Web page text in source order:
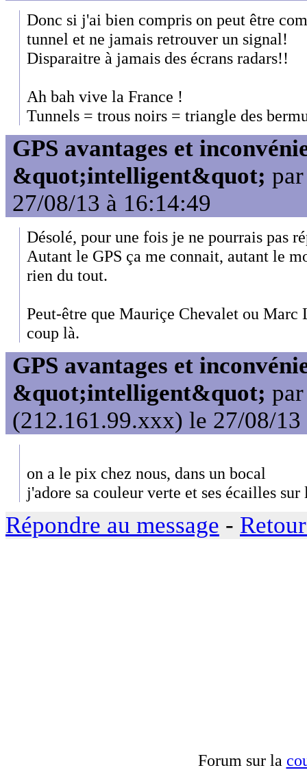
Donc si j'ai bien compris on peut être
tunnel et ne jamais retrouver un signal!
Disparaitre à jamais des écrans radars!!
Ah bah vive la France !
Tunnels = trous noirs = triangle des
GPS avantages et
&quot;intelligent&quot;
27/08/13 à 16:14:49
Désolé, pour une fois je ne pourrais pas
Autant le GPS ça me connait, autant le
rien du tout.
Peut-être que Mauriçe Chevalet ou Marc
coup là.
GPS avantages et
&quot;intelligent&quot;
(212.161.99.xxx) le 27/08/13
on a le pix chez nous, dans un bocal
j'adore sa couleur verte et ses écailles sur
Répondre au message -
Forum sur la